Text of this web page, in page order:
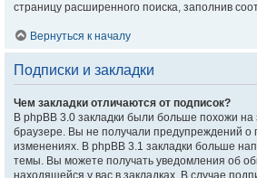
страницу расширенного поиска, заполнив
Вернуться к началу
Подписки и закладки
Чем закладки отличаются от подписок?
В phpBB 3.0 закладки были больше похожи на
браузере. Вы не получали предупреждений
изменениях. В phpBB 3.1 закладки больше
темы. Вы можете получать уведомления об
находящейся у вас в закладках. В случае